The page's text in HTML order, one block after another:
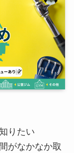
りたい
がなかなか取